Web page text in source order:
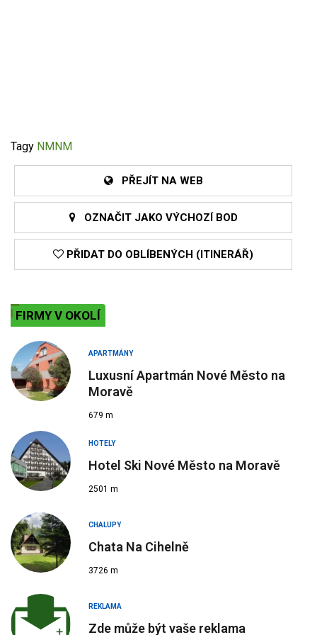
Tagy NMNM
PŘEJÍT NA WEB
OZNAČIT JAKO VÝCHOZÍ BOD
PŘIDAT DO OBLÍBENÝCH (ITINERÁŘ)
FIRMY V OKOLÍ
APARTMÁNY
Luxusní Apartmán Nové Město na
Moravě
679 m
HOTELY
Hotel Ski Nové Město na Moravě
2501 m
CHALUPY
Chata Na Cihelně
3726 m
REKLAMA
Zde může být vaše reklama